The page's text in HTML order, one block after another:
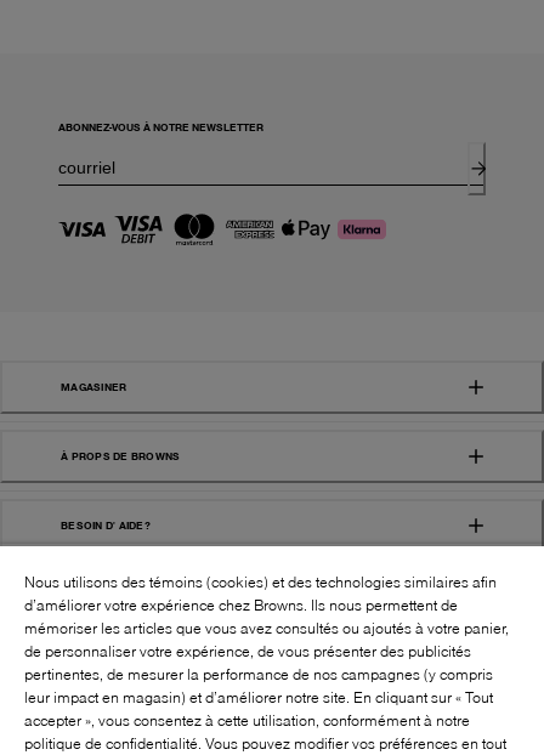
ABONNEZ-VOUS À NOTRE NEWSLETTER
MAGASINER
À PROPS DE BROWNS
BESOIN D' AIDE?
SUIVEZ-NOUS!:
Nous utilisons des témoins (cookies) et des technologies similaires afin
d’améliorer votre expérience chez Browns. Ils nous permettent de
mémoriser les articles que vous avez consultés ou ajoutés à votre panier,
de personnaliser votre expérience, de vous présenter des publicités
pertinentes, de mesurer la performance de nos campagnes (y compris
leur impact en magasin) et d’améliorer notre site. En cliquant sur « Tout
accepter », vous consentez à cette utilisation, conformément à notre
politique de confidentialité. Vous pouvez modifier vos préférences en tout